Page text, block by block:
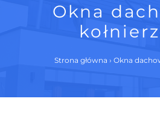
Okna
Strona główna › Okna